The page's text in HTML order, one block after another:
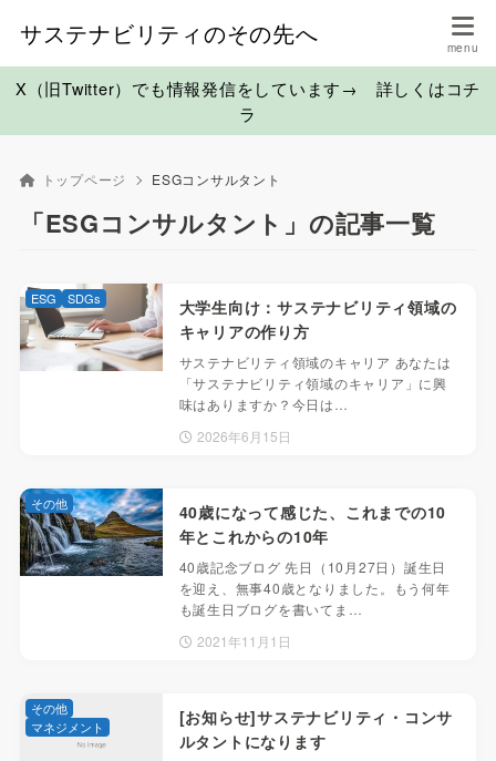
サステナビリティのその先へ
X（旧Twitter）でも情報発信をしています→ 詳しくはコチ
ラ
トップページ ESGコンサルタント
「ESGコンサルタント」の記事一覧
大学生向け：サステナビリティ領域の
キャリアの作り方
サステナビリティ領域のキャリア あなたは
「サステナビリティ領域のキャリア」に興
味はありますか？今日は…
2026年6月15日
ESG SDGs
40歳になって感じた、これまでの10
年とこれからの10年
40歳記念ブログ 先日（10月27日）誕生日
を迎え、無事40歳となりました。もう何年
も誕生日ブログを書いてま…
2021年11月1日
その他
[お知らせ]サステナビリティ・コンサ
ルタントになります
その他
マネジメント